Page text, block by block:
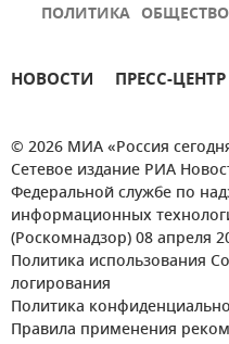
ПОЛИТИКА ОБЩЕСТВО
НОВОСТИ ПРЕСС-ЦЕНТР
© 2026 МИА «Россия
Сетевое издание РИА
Федеральной службе по
информационных
(Роскомнадзор) 08 апреля
Политика использования
логирования
Политика
Правила применения